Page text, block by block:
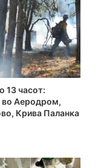
13 часот:
во Аеродром,
Крива Паланка